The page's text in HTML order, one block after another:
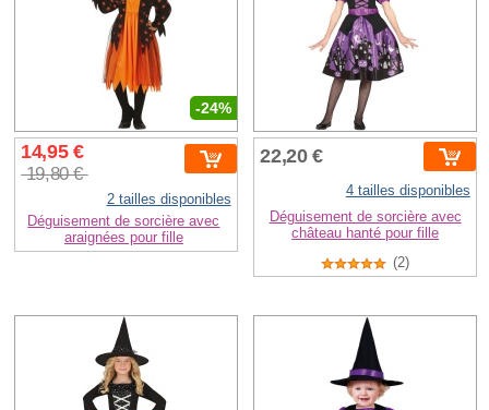
-24%
14,95 €
19,80 €
2 tailles disponibles
Déguisement de sorcière avec
araignées pour fille
22,20 €
4 tailles disponibles
Déguisement de sorcière avec
château hanté pour fille
(2)